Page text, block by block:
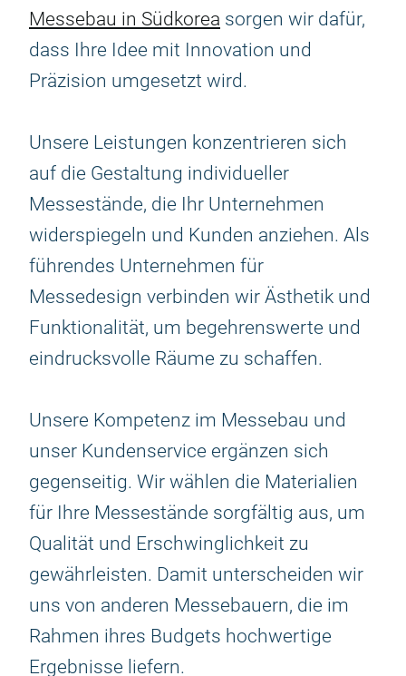
Messebau in Südkorea sorgen wir dafür,
dass Ihre Idee mit Innovation und
Präzision umgesetzt wird.
Unsere Leistungen konzentrieren sich
auf die Gestaltung individueller
Messestände, die Ihr Unternehmen
widerspiegeln und Kunden anziehen. Als
führendes Unternehmen für
Messedesign verbinden wir Ästhetik und
Funktionalität, um begehrenswerte und
eindrucksvolle Räume zu schaffen.
Unsere Kompetenz im Messebau und
unser Kundenservice ergänzen sich
gegenseitig. Wir wählen die Materialien
für Ihre Messestände sorgfältig aus, um
Qualität und Erschwinglichkeit zu
gewährleisten. Damit unterscheiden wir
uns von anderen Messebauern, die im
Rahmen ihres Budgets hochwertige
Ergebnisse liefern.